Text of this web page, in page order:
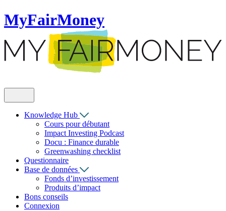
MyFairMoney
Knowledge Hub
Cours pour débutant
Impact Investing Podcast
Docu : Finance durable
Greenwashing checklist
Questionnaire
Base de données
Fonds d’investissement
Produits d’impact
Bons conseils
Connexion